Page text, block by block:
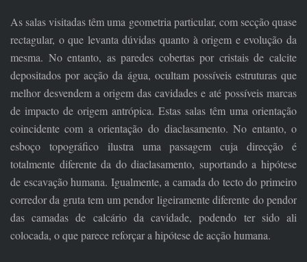
As salas visitadas têm uma geometria particular, com secção quase
rectagular, o que levanta dúvidas quanto à origem e evolução da
mesma. No entanto, as paredes cobertas por cristais de calcite
depositados por acção da água, ocultam possíveis estruturas que
melhor desvendem a origem das cavidades e até possíveis marcas
de impacto de origem antrópica. Estas salas têm uma orientação
coincidente com a orientação do diaclasamento. No entanto, o
esboço topográfico ilustra uma passagem cuja direcção é
totalmente diferente da do diaclasamento, suportando a hipótese
de escavação humana. Igualmente, a camada do tecto do primeiro
corredor da gruta tem um pendor ligeiramente diferente do pendor
das camadas de calcário da cavidade, podendo ter sido ali
colocada, o que parece reforçar a hipótese de acção humana.